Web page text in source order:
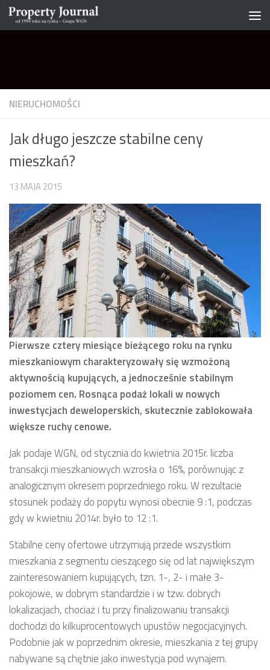
Skip to content
NIERUCHOMOŚCI
Jak długo jeszcze stabilne ceny
mieszkań?
13 MAJA 2015
Pierwsze cztery miesiące bieżącego roku na rynku
mieszkaniowym charakteryzowały się wzmożoną
aktywnością kupujących, a jednocześnie stabilnym
poziomem cen. Rosnąca podaż lokali w nowych
inwestycjach deweloperskich, skutecznie zablokowała
większe ruchy cenowe.
Jak podaje WGN, od stycznia do kwietnia 2015r. liczba
transakcji mieszkaniowych wzrosła o 16%, porównując z
analogicznym okresem poprzedniego roku. W rezultacie
stosunek podaży do popytu wynosi obecnie 9 :1, podczas
gdy w kwietniu 2014r. było to 12 :1.
Stabilne ceny ofertowe utrzymują przede wszystkim
mieszkania z segmentu cieszącego się od lat największym
zainteresowaniem kupujących, tzn. 1-, 2- i małe 3-
pokojowe, w dobrym standardzie i w tzw. dobrych
lokalizacjach, chociaż i tu przy finalizowaniu transakcji
dochodzi do kilkuprocentowych upustów negocjacyjnych.
Podobnie jak w poprzednim okresie, mieszkania z tej grupy
nabywane są chętnie jako inwestycja pod wynajem.